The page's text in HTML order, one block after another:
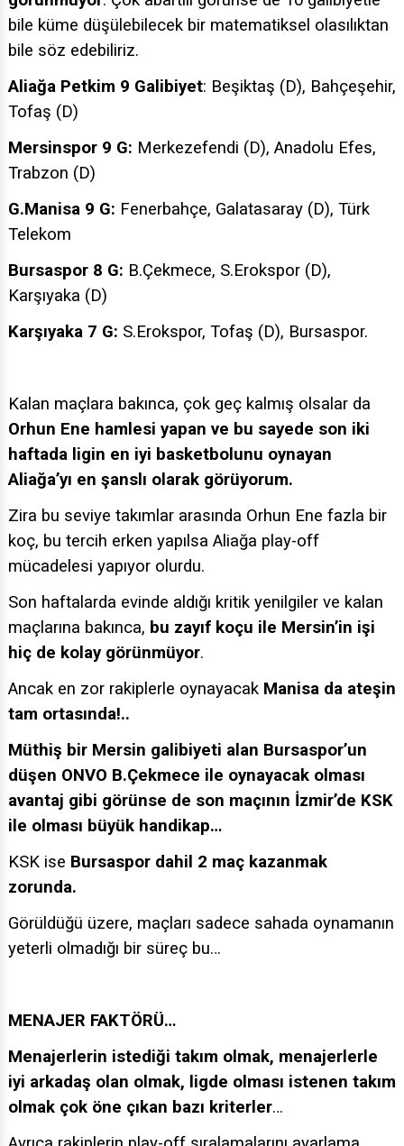
bile küme düşülebilecek bir matematiksel olasılıktan
bile söz edebiliriz.
Aliağa Petkim 9 Galibiyet
: Beşiktaş (D), Bahçeşehir,
Tofaş (D)
Mersinspor 9 G:
Merkezefendi (D), Anadolu Efes,
Trabzon (D)
G.Manisa 9 G:
Fenerbahçe, Galatasaray (D), Türk
Telekom
B.Çekmece, S.Erokspor (D),
Karşıyaka (D)
Karşıyaka 7 G:
S.Erokspor, Tofaş (D), Bursaspor.
Kalan maçlara bakınca, çok geç kalmış olsalar da
Orhun Ene hamlesi yapan ve bu sayede son iki
haftada ligin en iyi basketbolunu oynayan
Aliağa’yı en şanslı olarak görüyorum.
Zira bu seviye takımlar arasında Orhun Ene fazla bir
koç, bu tercih erken yapılsa Aliağa play-off
mücadelesi yapıyor olurdu.
Son haftalarda evinde aldığı kritik yenilgiler ve kalan
maçlarına bakınca, bu zayıf koçu ile Mersin’in işi
hiç de kolay görünmüyor
Ancak en zor rakiplerle oynayacak
Manisa da ateşin
tam ortasında!..
Müthiş bir Mersin galibiyeti alan Bursaspor’un
düşen ONVO B.Çekmece ile oynayacak olması
avantaj gibi görünse de son maçının İzmir’de KSK
ile olması büyük handikap…
Bursaspor dahil 2 maç kazanmak
zorunda.
Görüldüğü üzere, maçları sadece sahada oynamanın
yeterli olmadığı bir süreç bu…
MENAJER FAKTÖRÜ…
Menajerlerin istediği takım olmak, menajerlerle
iyi arkadaş olan olmak,
ligde olması istenen takım
olmak çok öne çıkan bazı kriterler
Ayrıca rakiplerin play-off sıralamalarını ayarlama